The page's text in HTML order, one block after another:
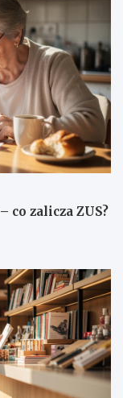
co zalicza ZUS?